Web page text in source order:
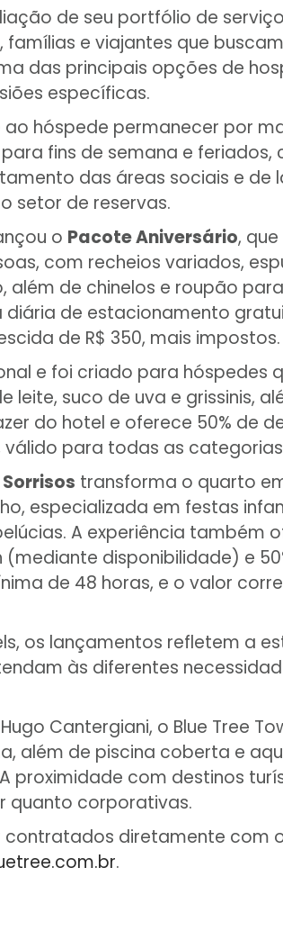
de seu portfólio de
e viajantes que
das principais opções de
específicas.
ao hóspede permanecer por
fins de semana e
das áreas sociais e
setor de reservas.
o Pacote Aniversário,
com recheios variados,
de chinelos e roupão
de estacionamento
de R$ 350, mais impostos.
e foi criado para hóspedes
leite, suco de uva e grissinis,
do hotel e oferece 50% de
para todas as
transforma o quarto
especializada em festas
A experiência também
disponibilidade) e
de 48 horas, e o valor
os lançamentos refletem a
às diferentes
Cantergiani, o Blue Tree
além de piscina coberta e
proximidade com destinos
quanto corporativas.
diretamente com
.